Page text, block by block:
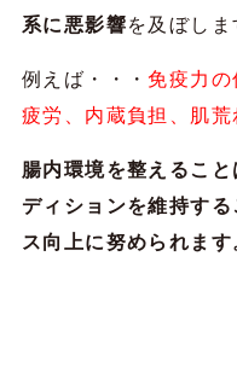
系に悪影響を及ぼしま
例えば・・・ 免疫力
疲労、内蔵負担、肌
腸内環境を整えるこ
ディションを維持す
ス向上に努められます